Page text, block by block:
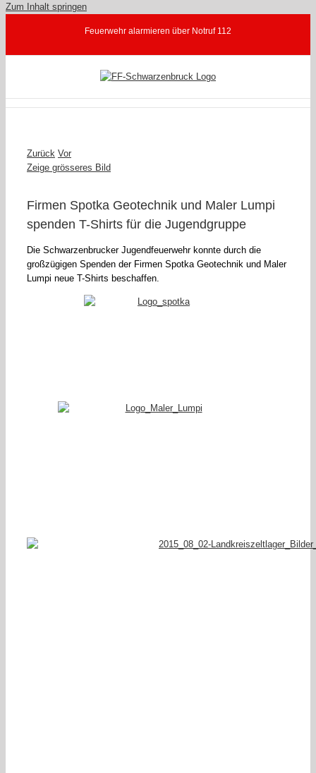
Zum Inhalt springen
Feuerwehr alarmieren über Notruf 112
Zurück Vor
Zeige grösseres Bild
Firmen Spotka Geotechnik und Maler Lumpi
spenden T-Shirts für die Jugendgruppe
Die Schwarzenbrucker Jugendfeuerwehr konnte durch die
großzügigen Spenden der Firmen Spotka Geotechnik und Maler
Lumpi neue T-Shirts beschaffen.